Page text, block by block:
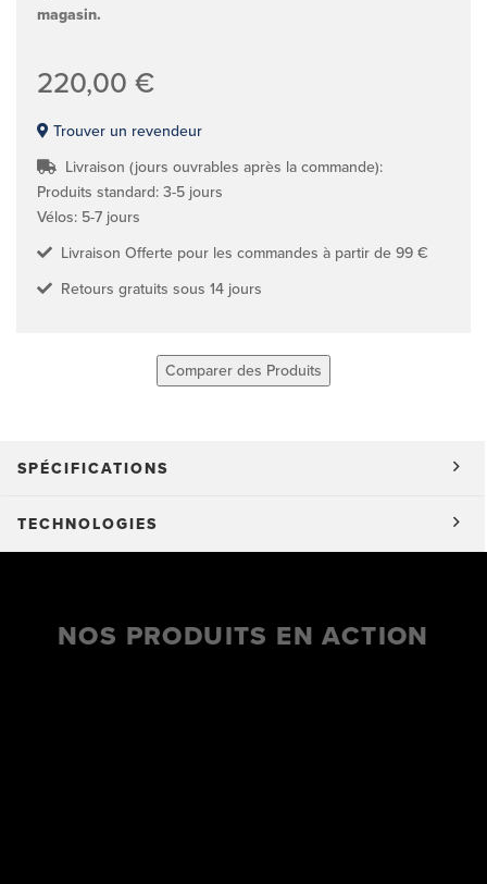
magasin.
220,00 €
Trouver un revendeur
Livraison (jours ouvrables après la commande):
Produits standard: 3-5 jours
Vélos: 5-7 jours
Livraison Offerte pour les commandes à partir de 99 €
Retours gratuits sous 14 jours
Comparer des Produits
SPÉCIFICATIONS
TECHNOLOGIES
NOS PRODUITS EN ACTION